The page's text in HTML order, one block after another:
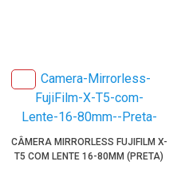
CÂMERA MIRRORLESS FUJIFILM X-
T5 COM LENTE 16-80MM (PRETA)